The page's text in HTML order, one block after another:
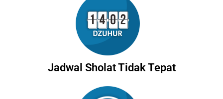
Jadwal Sholat Tidak Tepat